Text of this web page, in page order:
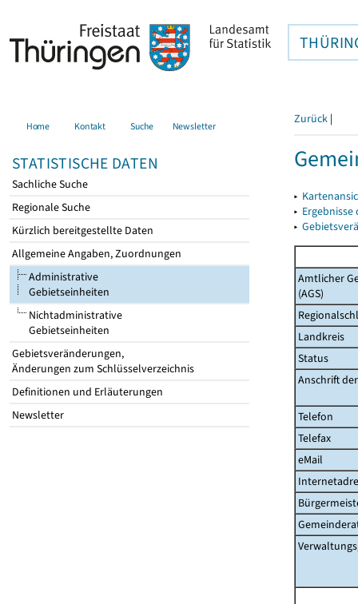
Home Kontakt Suche Newsletter
STATISTISCHE DATEN
Sachliche Suche
Regionale Suche
Kürzlich bereitgestellte Daten
Allgemeine Angaben, Zuordnungen
Administrative
Gebietseinheiten
Nichtadministrative
Gebietseinheiten
Gebietsveränderungen,
Änderungen zum Schlüsselverzeichnis
Definitionen und Erläuterungen
Newsletter
Zurück |
▸
▸
▸
Amtlicher
(AGS)
Landkreis
Status
Anschrift
Telefon
Telefax
eMail